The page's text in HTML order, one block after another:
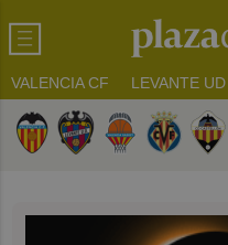
VALENCIA CF LEVANTE UD